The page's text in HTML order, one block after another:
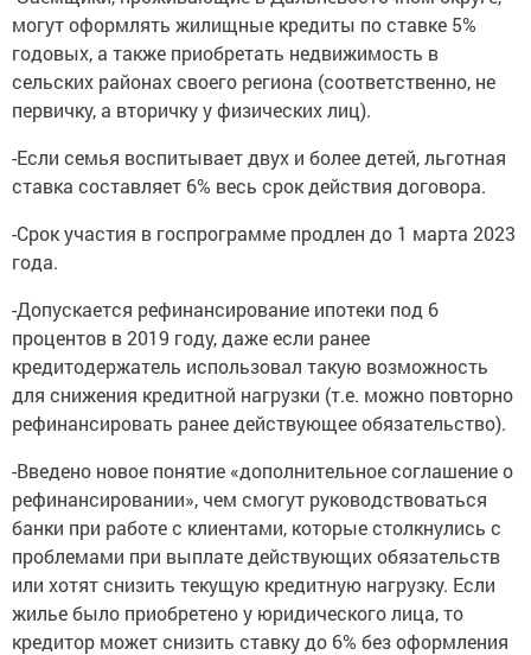
могут оформлять жилищные кредиты по ставке 5%
годовых, а также приобретать недвижимость в
сельских районах своего региона (соответственно, не
первичку, а вторичку у физических лиц).
-Если семья воспитывает двух и более детей, льготная
ставка составляет 6% весь срок действия договора.
-Срок участия в госпрограмме продлен до 1 марта 2023
года.
-Допускается рефинансирование ипотеки под 6
процентов в 2019 году, даже если ранее
кредитодержатель использовал такую возможность
для снижения кредитной нагрузки (т.е. можно повторно
рефинансировать ранее действующее обязательство).
-Введено новое понятие «дополнительное соглашение о
рефинансировании», чем смогут руководствоваться
банки при работе с клиентами, которые столкнулись с
проблемами при выплате действующих обязательств
или хотят снизить текущую кредитную нагрузку. Если
жилье было приобретено у юридического лица, то
кредитор может снизить ставку до 6% без оформления